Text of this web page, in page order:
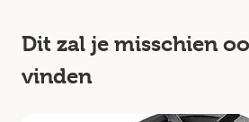
Dit zal je misschien
vinden